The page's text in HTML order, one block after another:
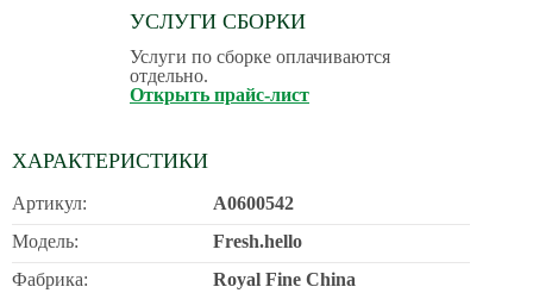
УСЛУГИ СБОРКИ
Услуги по сборке оплачиваются
отдельно.
Открыть прайс-лист
ХАРАКТЕРИСТИКИ
Артикул:
A0600542
Модель:
Fresh.hello
Фабрика:
Royal Fine China